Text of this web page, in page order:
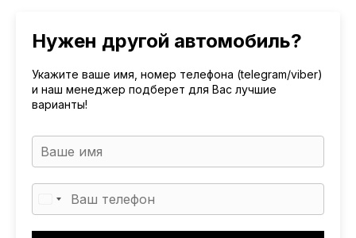
Нужен другой автомобиль?
Укажите ваше имя, номер телефона (telegram/viber)
и наш менеджер подберет для Вас лучшие
варианты!